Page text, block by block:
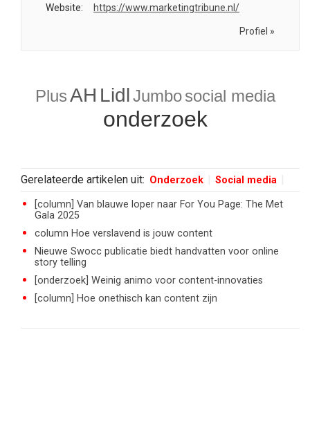
Website:
https://www.marketingtribune.nl/
Profiel »
PlusAH LidlJumbo social media
onderzoek
Gerelateerde artikelen uit: Onderzoek Social media
[column] Van blauwe loper naar For You Page: The Met
Gala 2025
column Hoe verslavend is jouw content
Nieuwe Swocc publicatie biedt handvatten voor online
story telling
[onderzoek] Weinig animo voor content-innovaties
[column] Hoe onethisch kan content zijn